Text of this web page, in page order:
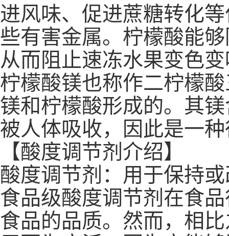
进风味、促进蔗糖转化
些有害金属。柠檬酸能
从而阻止速冻水果变色
柠檬酸镁也称作二柠檬
镁和柠檬酸形成的。其
被人体吸收，因此是一
【酸度调节剂介绍】
酸度调节剂：用于保持
食品级酸度调节剂在食
食品的品质。然而，相